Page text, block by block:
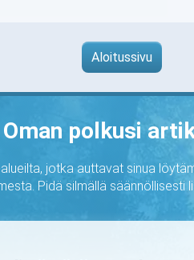
Aloitussivu
Oman polkusi
jotka auttavat sinua
Pidä silmällä säännöllisesti